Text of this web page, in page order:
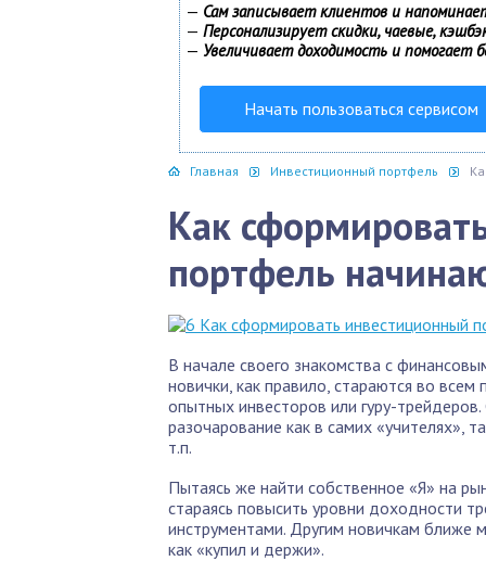
— Сам записывает клиентов и
— Персонализирует скидки, чаевые,
— Увеличивает доходимость и помогает
Начать пользоваться сервисом
Главная Инвестиционный портфель
Как
портфель
В начале своего знакомства с
новички, как правило, стараются во
опытных инвесторов или гуру-
разочарование как в самих «учителях»,
т.п.
Пытаясь же найти собственное «Я» на
стараясь повысить уровни доходности
инструментами. Другим новичкам ближе
как «купил и держи».